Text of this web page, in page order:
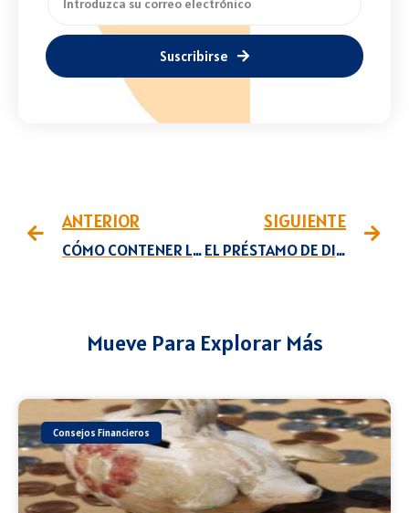
Suscribirse
ANTERIOR
CÓMO CONTENER LA INFLACIÓN
SIGUIENTE
EL PRÉSTAMO DE DINERO
Mueve Para Explorar Más
Consejos Financieros